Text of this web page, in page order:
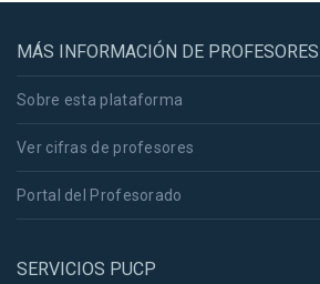
MÁS INFORMACIÓN DE
Sobre esta plataforma
Ver cifras de profesores
Portal del Profesorado
SERVICIOS PUCP